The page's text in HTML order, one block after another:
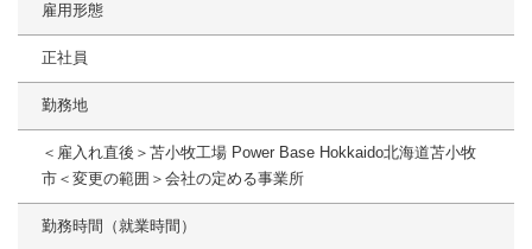
雇用形態
正社員
勤務地
＜雇入れ直後＞苫小牧工場 Power Base Hokkaido北海道苫小牧
市＜変更の範囲＞会社の定める事業所
勤務時間（就業時間）